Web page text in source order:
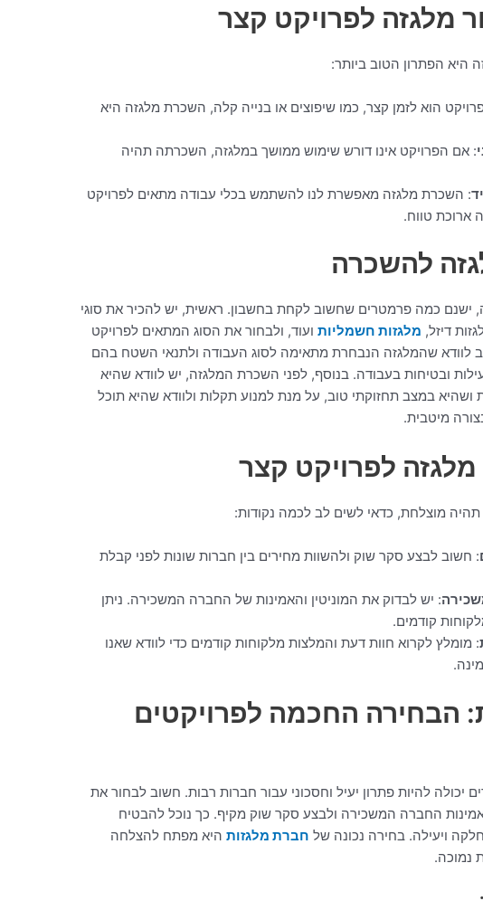
מלגזה לפרויקט קצר
הפתרון הטוב ביותר:
הוא לזמן קצר, כמו שיפוצים או בנייה קלה, השכרת מלגזה היא
: אם הפרויקט אינו דורש שימוש ממושך במלגזה, השכרתה תהיה
: השכרת מלגזה מאפשרת לנו להשתמש בכלי עבודה מתאים לפרויקט
ארוכת טווח.
להשכרה
ישנם כמה פרמטרים שחשוב לקחת בחשבון. ראשית, יש להכיר את סוגי
דיזל, מלגזות חשמליות ועוד, ולבחור את הסוג המתאים לפרויקט
לוודא שהמלגזה הנבחרת מתאימה לסוג העבודה ולתנאי השטח בהם
ובטיחות בעבודה. בנוסף, לפני השכרת המלגזה, יש לוודא שהיא
במצב תחזוקתי טוב, על מנת למנוע תקלות ולוודא שהיא תוכל
מיטבית.
לפרויקט קצר
מוצלחת, כדאי לשים לב לכמה נקודות:
: חשוב לבצע סקר שוק ולהשוות מחירים בין חברות שונות לפני קבלת
: יש לבדוק את המוניטין והאמינות של החברה המשכירה. ניתן
קודמים.
: מומלץ לקרוא חוות דעת והמלצות מלקוחות קודמים כדי לוודא שאנו
הבחירה החכמה לפרויקטים
יכולה להיות פתרון יעיל וחסכוני עבור חברות רבות. חשוב לבחור את
החברה המשכירה ולבצע סקר שוק מקיף. כך נוכל להבטיח
ויעילה. בחירה נכונה של חברת מלגזות היא מפתח להצלחה
נמוכה.